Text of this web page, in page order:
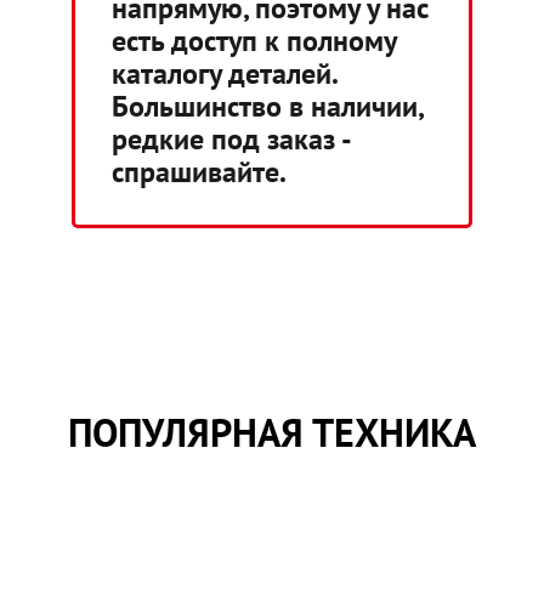
напрямую, поэтому у нас
есть доступ к полному
каталогу деталей.
Большинство в наличии,
редкие под заказ -
спрашивайте.
ПОПУЛЯРНАЯ ТЕХНИКА